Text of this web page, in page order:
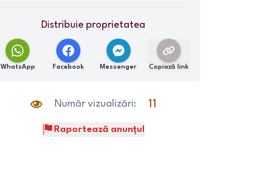
Distribuie proprietatea
WhatsApp Facebook Messenger Copiază link
Număr vizualizări: 11
Raportează anunțul